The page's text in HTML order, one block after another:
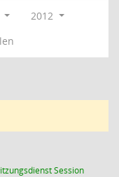
2012
Session(Wird in